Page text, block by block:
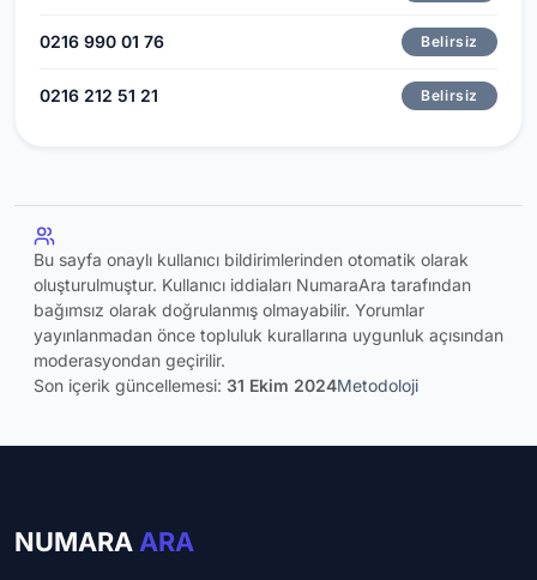
0216 990 01 76 Belirsiz
0216 212 51 21 Belirsiz
Bu sayfa onaylı kullanıcı bildirimlerinden otomatik olarak
oluşturulmuştur. Kullanıcı iddiaları NumaraAra tarafından
bağımsız olarak doğrulanmış olmayabilir. Yorumlar
yayınlanmadan önce topluluk kurallarına uygunluk açısından
moderasyondan geçirilir.
Son içerik güncellemesi: 31 Ekim 2024Metodoloji
NUMARA ARA